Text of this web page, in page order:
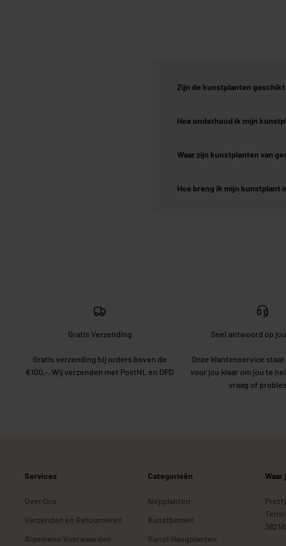
Zijn de kunstplanten
Hoe onderhoud ik mijn
Waar zijn kunstplanten van
Hoe breng ik mijn kunstplant
Gratis Verzending
Gratis verzending bij orders boven de
€100,-. Wij verzenden met PostNL en DPD
Snel antwoord op
Onze klantenservice
voor jou klaar om jou te
vraag of
Services
Over Ons
Verzenden en Retourneren
Algemene Voorwaarden
Categorieën
Nepplanten
Kunstbomen
Kunst Hangplanten
Waar